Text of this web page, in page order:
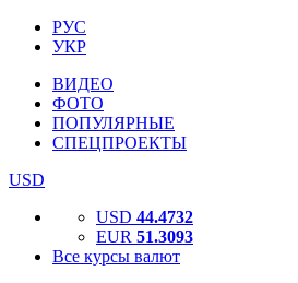
РУС
УКР
ВИДЕО
ФОТО
ПОПУЛЯРНЫЕ
СПЕЦПРОЕКТЫ
USD
USD 44.4732
EUR 51.3093
Все курсы валют